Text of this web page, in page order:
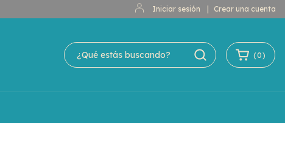
Iniciar sesión Crear una cuenta
(0)